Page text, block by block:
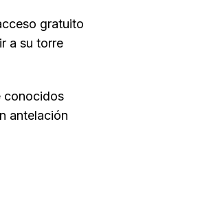
gratuito
a su torre
conocidos
antelación